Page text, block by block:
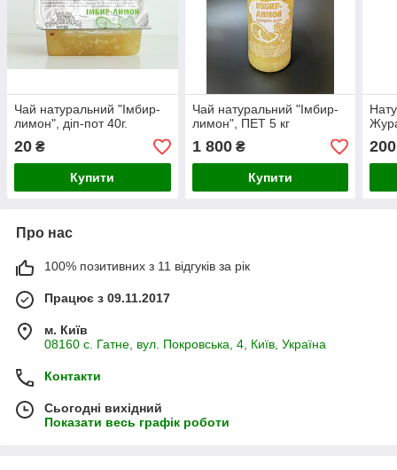
Чай натуральний "Імбир-
лимон", діп-пот 40г.
20 ₴
Купити
Чай натуральний "Імбир-
лимон", ПЕТ 5 кг
1 800₴
Купити
200
Про нас
100% позитивних з 11 відгуків за рік
Працює з 09.11.2017
м. Київ
08160 с. Гатне, вул. Покровська, 4, Київ, Україна
Контакти
Сьогодні вихідний
Показати весь графік роботи